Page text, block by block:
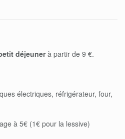
déjeunerà partir de 9 €.
électriques, réfrigérateur, four,
à 5€ (1€ pour la lessive)